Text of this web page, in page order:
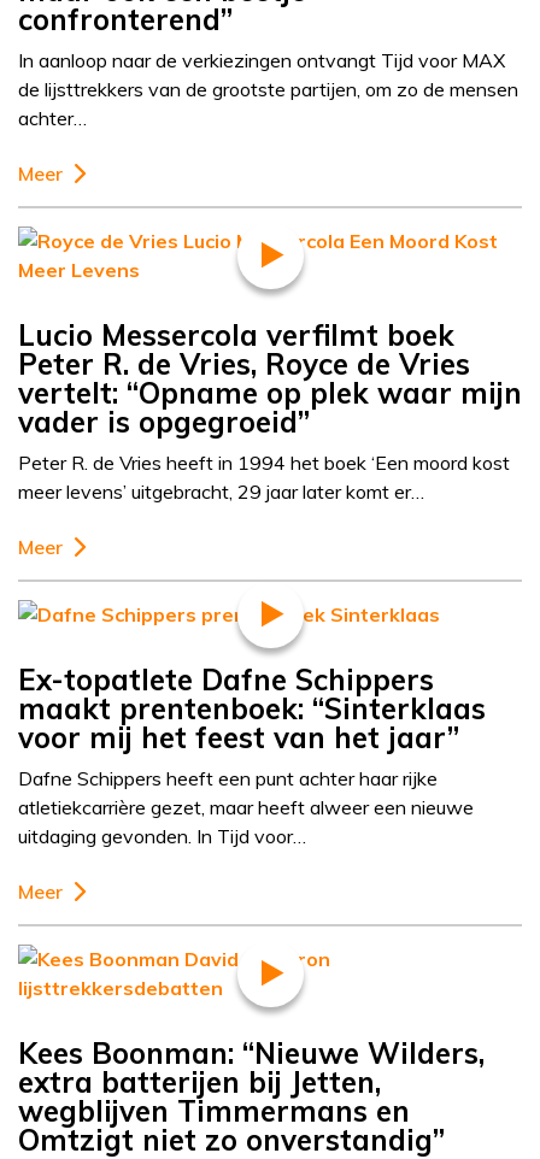
confronterend”
In aanloop naar de verkiezingen ontvangt Tijd voor MAX
de lijsttrekkers van de grootste partijen, om zo de mensen
achter…
Meer
Lucio Messercola verfilmt boek
Peter R. de Vries, Royce de Vries
vertelt: “Opname op plek waar mijn
vader is opgegroeid”
Peter R. de Vries heeft in 1994 het boek ‘Een moord kost
meer levens’ uitgebracht, 29 jaar later komt er…
Meer
Ex-topatlete Dafne Schippers
maakt prentenboek: “Sinterklaas
voor mij het feest van het jaar”
Dafne Schippers heeft een punt achter haar rijke
atletiekcarrière gezet, maar heeft alweer een nieuwe
uitdaging gevonden. In Tijd voor…
Meer
Kees Boonman: “Nieuwe Wilders,
extra batterijen bij Jetten,
wegblijven Timmermans en
Omtzigt niet zo onverstandig”